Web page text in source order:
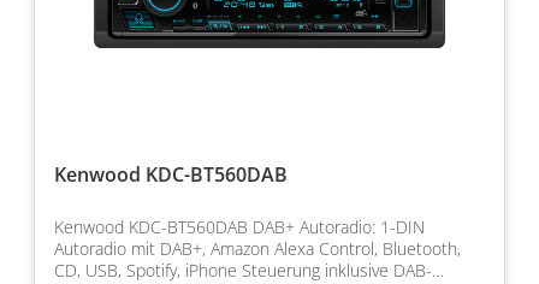
Kenwood KDC-BT560DAB
Kenwood KDC-BT560DAB DAB+ Autoradio: 1-DIN
Autoradio mit DAB+, Amazon Alexa Control, Bluetooth,
CD, USB, Spotify, iPhone Steuerung inklusive DAB-